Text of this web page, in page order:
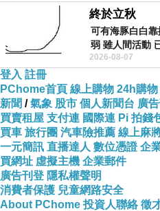
終於立秋
可有海豚白白
弱 雖人間活動
者 只能白白陪葬
2026-08-07
登入 註冊
PChome首頁 線上購物 24h購物
新聞 /氣象 股市 個人新聞台 廣
買賣租屋 支付連 國際連 Pi 拍錢
買車 旅行團 汽車險推薦 線上麻
一元簡訊 直播達人 數位憑證 企
買網址 虛擬主機 企業郵件
廣告刊登 隱私權聲明
消費者保護 兒童網路安全
About PChome 投資人聯絡 徵